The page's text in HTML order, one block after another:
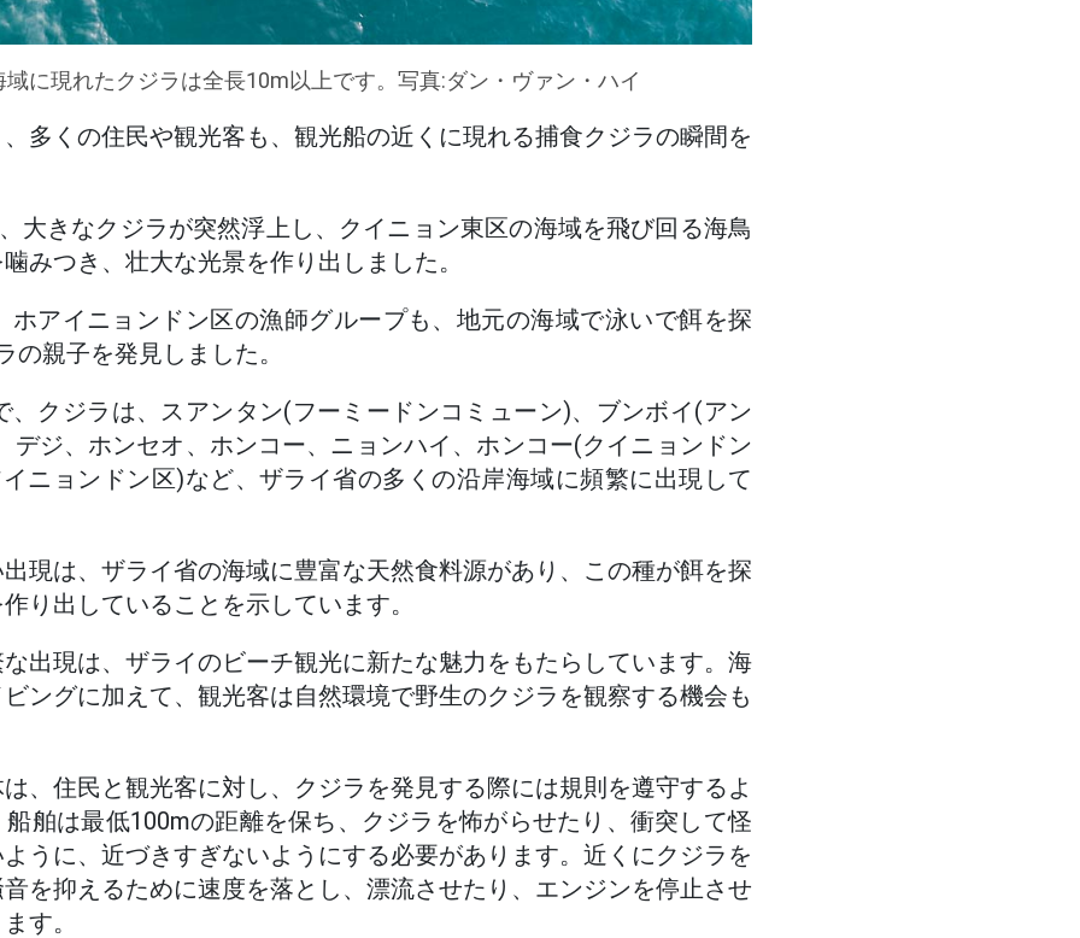
域に現れたクジラは全長10m以上です。写真:ダン・ヴァン・ハイ
多くの住民や観光客も、観光船の近くに現れる捕食クジラの瞬間を
大きなクジラが突然浮上し、クイニョン東区の海域を飛び回る海鳥
みつき、壮大な光景を作り出しました。
ホアイニョンドン区の漁師グループも、地元の海域で泳いで餌を探
の親子を発見しました。
、クジラは、スアンタン(フーミードンコミューン)、ブンボイ(アン
デジ、ホンセオ、ホンコー、ニョンハイ、ホンコー(クイニョンドン
ニョンドン区)など、ザライ省の多くの沿岸海域に頻繁に出現して
現は、ザライ省の海域に豊富な天然食料源があり、この種が餌を探
り出していることを示しています。
出現は、ザライのビーチ観光に新たな魅力をもたらしています。海
ングに加えて、観光客は自然環境で野生のクジラを観察する機会も
、住民と観光客に対し、クジラを発見する際には規則を遵守するよ
舶は最低100mの距離を保ち、クジラを怖がらせたり、衝突して怪
うに、近づきすぎないようにする必要があります。近くにクジラを
を抑えるために速度を落とし、漂流させたり、エンジンを停止させ
す。